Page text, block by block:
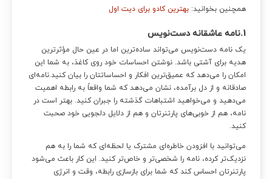
همچنین بخوانید: بهترین کادو برای دیت اول
1.نامه عاشقانه دست‌نویس
یک نامه دست‌نویس می‌تواند ساده‌ترین اما در عین حال مؤثرترین
هدیه برای آشتی باشد. نوشتن احساسات خود روی کاغذ، به شما این
امکان را می‌دهد که عمیق‌ترین افکار و احساساتتان را بیان کنید.نامه‌ای
صادقانه و از دل برآمده، نشان می‌دهد که شما واقعاً به رابطه اهمیت
می‌دهید و می‌خواهید اشتباهات گذشته را جبران کنید. بهتر است در
نامه، هم از خوبی‌های پارتنرتان و هم از دلایل دلجویی خود صحبت
کنید.
می‌توانید با افزودن خاطره‌ای مشترک یا لحظه‌ای که شما را به هم
نزدیک‌تر کرده، نامه را شخصی‌تر و خاص‌تر کنید. این کار باعث می‌شود
پارتنرتان احساس کند که شما برای بازسازی رابطه، وقت و انرژی